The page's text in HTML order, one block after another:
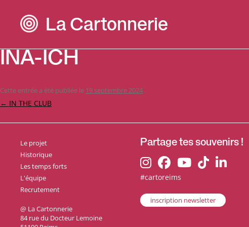
La Cartonnerie
INA-ICH
Cette entrée a été publiée le 19 septembre 2024 .
Navigation
← IN THE CLUB
Le projet
Historique
Les temps forts
L'équipe
Recrutement
@ La Cartonnerie
84 rue du Docteur Lemoine
Partage tes souvenirs !
#cartoreims
inscription newsletter